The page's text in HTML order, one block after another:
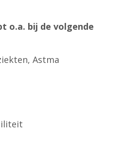
o.a. bij de volgende
Astma